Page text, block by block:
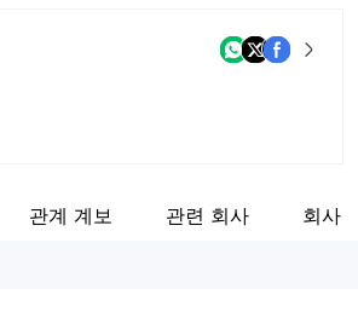
관계 계보 관련 회사 회사